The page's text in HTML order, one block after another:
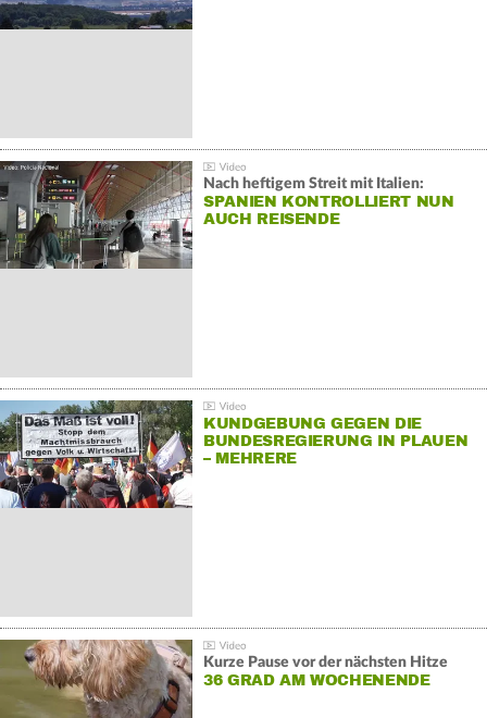
Nach heftigem Streit mit Italien:
SPANIEN KONTROLLIERT NUN
AUCH REISENDE
KUNDGEBUNG GEGEN DIE
BUNDESREGIERUNG IN PLAUEN
– MEHRERE
Kurze Pause vor der nächsten Hitze
36 GRAD AM WOCHENENDE